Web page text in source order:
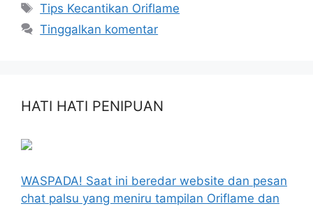
Tips Kecantikan Oriflame
Tinggalkan komentar
HATI HATI PENIPUAN
WASPADA! Saat ini beredar website dan pesan
chat palsu yang meniru tampilan Oriflame dan